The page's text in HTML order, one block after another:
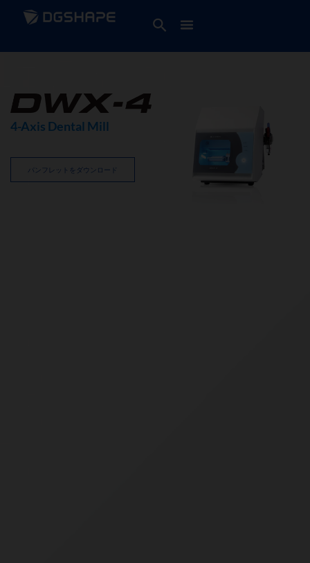
4-Axis Dental Mill
パンフレットをダウンロード